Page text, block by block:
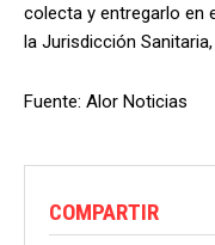
colecta y entregarlo en
la Jurisdicción
Fuente: Alor Noticias
COMPARTIR